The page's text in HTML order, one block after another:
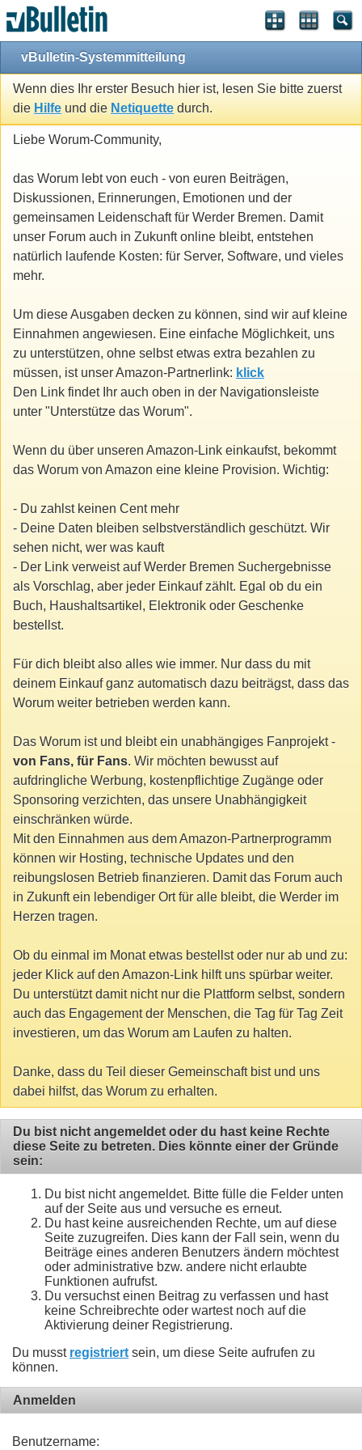
vBulletin-Systemmitteilung
Wenn dies Ihr erster Besuch hier ist, lesen Sie bitte zuerst
die Hilfe und die Netiquette durch.
Liebe Worum-Community,
das Worum lebt von euch - von euren Beiträgen,
Diskussionen, Erinnerungen, Emotionen und der
gemeinsamen Leidenschaft für Werder Bremen. Damit
unser Forum auch in Zukunft online bleibt, entstehen
natürlich laufende Kosten: für Server, Software, und vieles
mehr.
Um diese Ausgaben decken zu können, sind wir auf kleine
Einnahmen angewiesen. Eine einfache Möglichkeit, uns
zu unterstützen, ohne selbst etwas extra bezahlen zu
müssen, ist unser Amazon-Partnerlink: klick
Den Link findet Ihr auch oben in der Navigationsleiste
unter "Unterstütze das Worum".
Wenn du über unseren Amazon-Link einkaufst, bekommt
das Worum von Amazon eine kleine Provision. Wichtig:
- Du zahlst keinen Cent mehr
- Deine Daten bleiben selbstverständlich geschützt. Wir
sehen nicht, wer was kauft
- Der Link verweist auf Werder Bremen Suchergebnisse
als Vorschlag, aber jeder Einkauf zählt. Egal ob du ein
Buch, Haushaltsartikel, Elektronik oder Geschenke
bestellst.
Für dich bleibt also alles wie immer. Nur dass du mit
deinem Einkauf ganz automatisch dazu beiträgst, dass das
Worum weiter betrieben werden kann.
Das Worum ist und bleibt ein unabhängiges Fanprojekt -
von Fans, für Fans. Wir möchten bewusst auf
aufdringliche Werbung, kostenpflichtige Zugänge oder
Sponsoring verzichten, das unsere Unabhängigkeit
einschränken würde.
Mit den Einnahmen aus dem Amazon-Partnerprogramm
können wir Hosting, technische Updates und den
reibungslosen Betrieb finanzieren. Damit das Forum auch
in Zukunft ein lebendiger Ort für alle bleibt, die Werder im
Herzen tragen.
Ob du einmal im Monat etwas bestellst oder nur ab und zu:
jeder Klick auf den Amazon-Link hilft uns spürbar weiter.
Du unterstützt damit nicht nur die Plattform selbst, sondern
auch das Engagement der Menschen, die Tag für Tag Zeit
investieren, um das Worum am Laufen zu halten.
Danke, dass du Teil dieser Gemeinschaft bist und uns
dabei hilfst, das Worum zu erhalten.
Du bist nicht angemeldet oder du hast keine Rechte
diese Seite zu betreten. Dies könnte einer der Gründe
sein:
Du bist nicht angemeldet. Bitte fülle die Felder unten
auf der Seite aus und versuche es erneut.
Du hast keine ausreichenden Rechte, um auf diese
Seite zuzugreifen. Dies kann der Fall sein, wenn du
Beiträge eines anderen Benutzers ändern möchtest
oder administrative bzw. andere nicht erlaubte
Funktionen aufrufst.
Du versuchst einen Beitrag zu verfassen und hast
keine Schreibrechte oder wartest noch auf die
Aktivierung deiner Registrierung.
Du musst registriert sein, um diese Seite aufrufen zu
können.
Anmelden
Benutzername: